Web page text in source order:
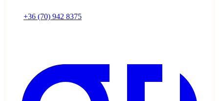
+36 (70) 942 8375